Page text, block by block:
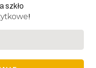
szkło
!